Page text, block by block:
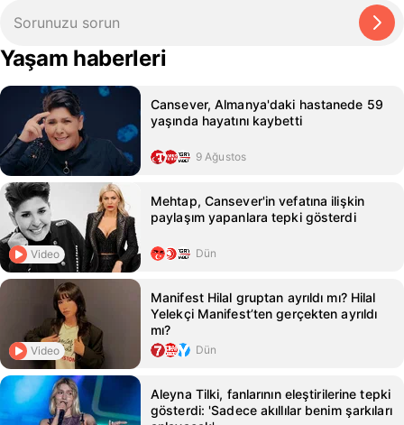
Yaşam haberleri
Cansever, Almanya'daki hastanede 59
yaşında hayatını kaybetti
9 Ağustos
Video
Mehtap, Cansever'in vefatına ilişkin
paylaşım yapanlara tepki gösterdi
Dün
Video
Manifest Hilal gruptan ayrıldı mı? Hilal
Yelekçi Manifest’ten gerçekten ayrıldı
mı?
Dün
Aleyna Tilki, fanlarının eleştirilerine tepki
gösterdi: 'Sadece akıllılar benim şarkıları